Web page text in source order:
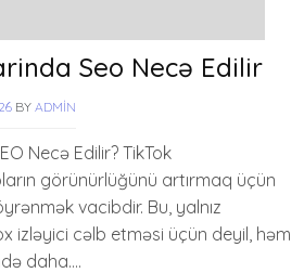
Seo Necə Edilir
BY ADMIN
Necə Edilir? TikTok
görünürlüğünü artırmaq üçün
vacibdir. Bu, yalnız
izləyici cəlb etməsi üçün deyil, həm
daha….